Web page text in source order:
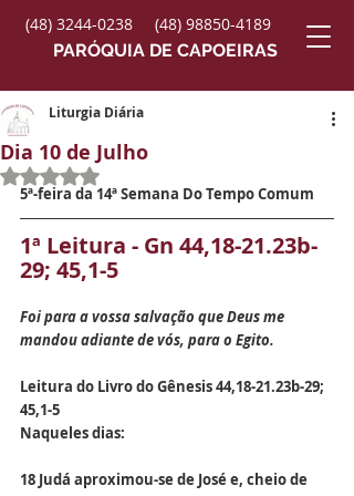
(48) 3244-0238
(48) 98850-4189
PARÓQUIA DE CAPOEIRAS
Dia 10 de Julho
Liturgia Diária
Avaliado com NaN de 5 estrelas.
5ª-feira da 14ª Semana Do Tempo Comum
1ª Leitura - Gn 44,18-21.23b-
29; 45,1-5
Foi para a vossa salvação que Deus me
mandou adiante de vós, para o Egito.
Leitura do Livro do Gênesis 44,18-21.23b-29;
45,1-5
Naqueles dias:
18 Judá aproximou-se de José e, cheio de